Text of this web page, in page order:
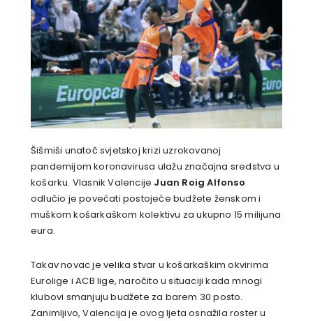
Šišmiši unatoč svjetskoj krizi uzrokovanoj
pandemijom koronavirusa ulažu značajna sredstva u
košarku. Vlasnik Valencije Juan Roig Alfonso
odlučio je povećati postojeće budžete ženskom i
muškom košarkaškom kolektivu za ukupno 15 milijuna
eura.
Takav novac je velika stvar u košarkaškim okvirima
Eurolige i ACB lige, naročito u situaciji kada mnogi
klubovi smanjuju budžete za barem 30 posto.
Zanimljivo, Valencija je ovog ljeta osnažila roster u